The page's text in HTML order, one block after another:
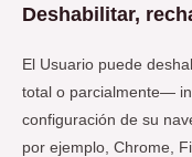
Deshabilitar,
El Usuario puede
total o parcialmente—
configuración de su
por ejemplo, Chrome,